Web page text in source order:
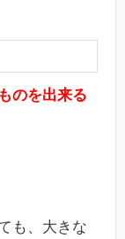
のを出来る
も、大きな